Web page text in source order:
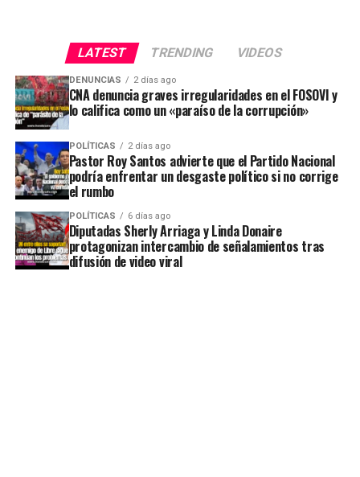
LATEST TRENDING VIDEOS
DENUNCIAS 2 días ago
CNA denuncia graves irregularidades en el FOSOVI y
lo califica como un «paraíso de la corrupción»
POLÍTICAS 2 días ago
Pastor Roy Santos advierte que el Partido Nacional
podría enfrentar un desgaste político si no corrige
el rumbo
POLÍTICAS 6 días ago
Diputadas Sherly Arriaga y Linda Donaire
protagonizan intercambio de señalamientos tras
difusión de video viral